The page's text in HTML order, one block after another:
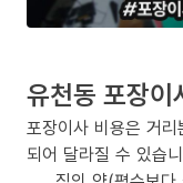
유천동 포장이
포장이사 비용은 거
되어 달라질 수 있습